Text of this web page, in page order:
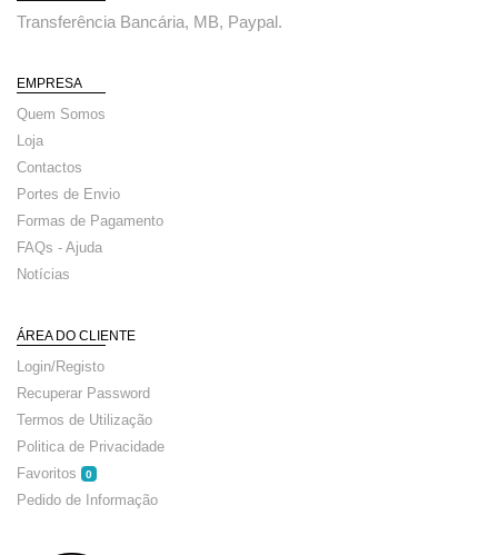
Transferência Bancária, MB, Paypal.
EMPRESA
Quem Somos
Loja
Contactos
Portes de Envio
Formas de Pagamento
FAQs - Ajuda
Notícias
ÁREA DO CLIENTE
Login/Registo
Recuperar Password
Termos de Utilização
Politica de Privacidade
Favoritos
0
Pedido de Informação